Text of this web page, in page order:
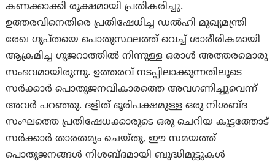
കണക്കാക്കി രൂക്ഷമായി പ്രതികരിച്ചു.
ഉത്തരവിനെതിരെ പ്രതിഷേധിച്ച ഡൽഹി മുഖ്യമന്ത്രി
രേഖ ഗുപ്തയെ പൊതുസ്ഥലത്ത് വെച്ച് ശാരീരികമായി
ആക്രമിച്ച ഗുജറാത്തിൽ നിന്നുള്ള ഒരാൾ അത്തരമൊരു
സംഭവമായിരുന്നു. ഉത്തരവ് നടപ്പിലാക്കുന്നതിലൂടെ
സർക്കാർ പൊതുജനവികാരത്തെ അവഗണിച്ചുവെന്ന്
അവർ പറഞ്ഞു. ദളിത് ഭൂരിപക്ഷമുള്ള ഒരു നിശബ്ദ
സംഘത്തെ പ്രതിഷേധക്കാരുടെ ഒരു ചെറിയ കൂട്ടത്തോട്
സർക്കാർ താരതമ്യം ചെയ്തു, ഈ സമയത്ത്
പൊതുജനങ്ങൾ നിശബ്ദമായി ബുദ്ധിമുട്ടുകൾ